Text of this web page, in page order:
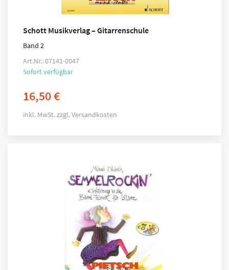
Schott Musikverlag – Gitarrenschule
Band 2
Art.Nr.: 07141-0047
Sofort verfügbar
16,50€
inkl. MwSt. zzgl.Versandkosten